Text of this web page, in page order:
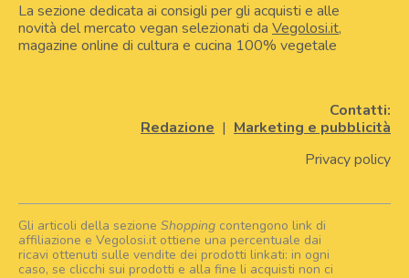
La sezione dedicata ai consigli per gli acquisti e alle
novità del mercato vegan selezionati da Vegolosi.it,
magazine online di cultura e cucina 100% vegetale
Contatti:
Redazione | Marketing e pubblicità
Privacy policy
Gli articoli della sezione Shopping contengono link di
affiliazione e Vegolosi.it ottiene una percentuale dai
ricavi ottenuti sulle vendite dei prodotti linkati: in ogni
caso, se clicchi sui prodotti e alla fine li acquisti non ci